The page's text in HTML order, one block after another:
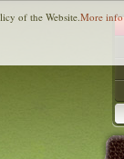
of the Website.More info